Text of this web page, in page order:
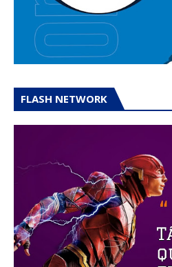
FLASH NETWORK